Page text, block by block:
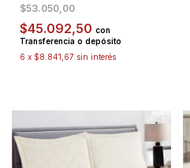
$53.050,00
$45.092,50 con
Transferencia o depósito
6 x $8.841,67 sin interés